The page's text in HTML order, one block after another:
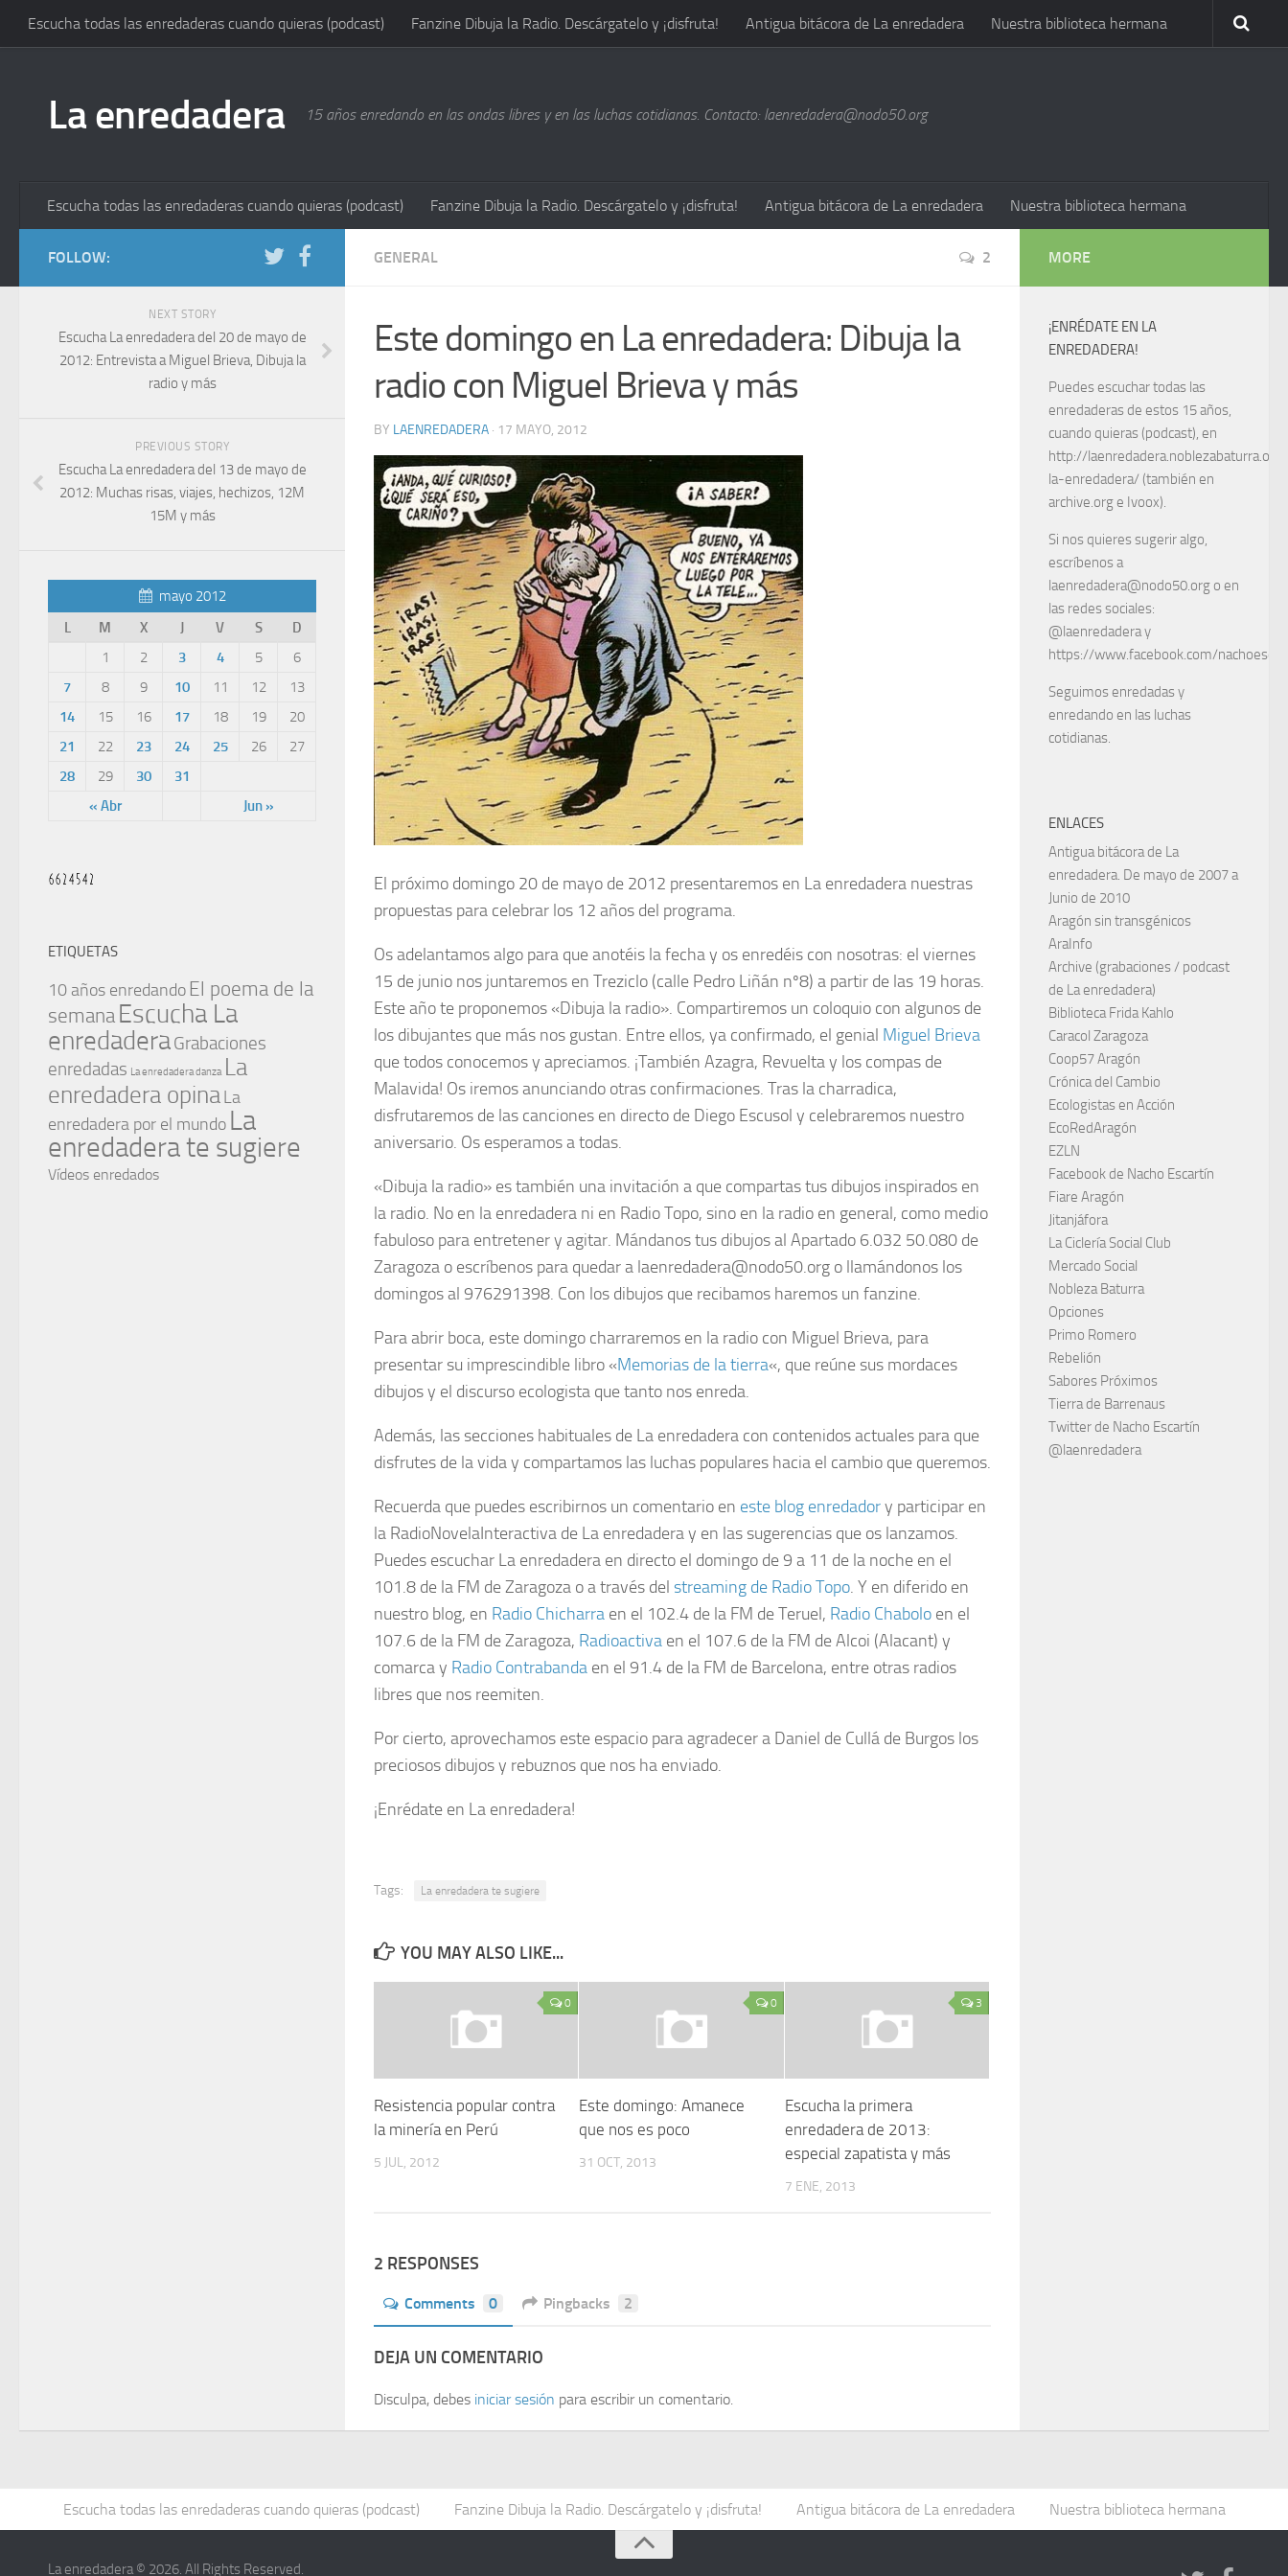
Escucha todas las enredaderas cuando quieras (podcast) Fanzine Dibuja la Radio. Descárgatelo y ¡disfruta! Antigua bitácora de La enredadera Nuestra biblioteca hermana
La enredadera 15 años enredando en las ondas libres y en las luchas cotidianas. Contacto: laenredadera@nodo50.org
Escucha todas las enredaderas cuando quieras (podcast) Fanzine Dibuja la Radio. Descárgatelo y ¡disfruta! Antigua bitácora de La enredadera Nuestra biblioteca hermana
GENERAL 2
Este domingo en La enredadera: Dibuja la
radio con Miguel Brieva y más
BY LAENREDADERA · 17 MAYO, 2012
El próximo domingo 20 de mayo de 2012 presentaremos en La enredadera nuestras
propuestas para celebrar los 12 años del programa.
Os adelantamos algo para que anotéis la fecha y os enredéis con nosotras: el viernes
15 de junio nos juntaremos en Treziclo (calle Pedro Liñán nº8) a partir de las 19 horas.
Este año te proponemos «Dibuja la radio». Compartiremos un coloquio con algunos de
los dibujantes que más nos gustan. Entre ellos, ya confirmado, el genial Miguel Brieva
que todos conocemos y apreciamos. ¡También Azagra, Revuelta y los compas de
Malavida! Os iremos anunciando otras confirmaciones. Tras la charradica,
disfrutaremos de las canciones en directo de Diego Escusol y celebraremos nuestro
aniversario. Os esperamos a todas.
«Dibuja la radio» es también una invitación a que compartas tus dibujos inspirados en
la radio. No en la enredadera ni en Radio Topo, sino en la radio en general, como medio
fabuloso para entretener y agitar. Mándanos tus dibujos al Apartado 6.032 50.080 de
Zaragoza o escríbenos para quedar a laenredadera@nodo50.org o llamándonos los
domingos al 976291398. Con los dibujos que recibamos haremos un fanzine.
Para abrir boca, este domingo charraremos en la radio con Miguel Brieva, para
presentar su imprescindible libro «Memorias de la tierra«, que reúne sus mordaces
dibujos y el discurso ecologista que tanto nos enreda.
Además, las secciones habituales de La enredadera con contenidos actuales para que
disfrutes de la vida y compartamos las luchas populares hacia el cambio que queremos.
Recuerda que puedes escribirnos un comentario en este blog enredadory participar en
la RadioNovelaInteractiva de La enredadera y en las sugerencias que os lanzamos.
Puedes escuchar La enredadera en directo el domingo de 9 a 11 de la noche en el
101.8 de la FM de Zaragoza o a través del streaming de Radio Topo. Y en diferido en
nuestro blog, en Radio Chicharra en el 102.4 de la FM de Teruel, Radio Chabolo en el
107.6 de la FM de Zaragoza, Radioactiva en el 107.6 de la FM de Alcoi (Alacant) y
comarca y Radio Contrabanda en el 91.4 de la FM de Barcelona, entre otras radios
libres que nos reemiten.
Por cierto, aprovechamos este espacio para agradecer a Daniel de Cullá de Burgos los
preciosos dibujos y rebuznos que nos ha enviado.
¡Enrédate en La enredadera!
Tags: La enredadera te sugiere
YOU MAY ALSO LIKE...
0
Resistencia popular contra
la minería en Perú
5 JUL, 2012
0
Este domingo: Amanece
que nos es poco
31 OCT, 2013
3
Escucha la primera
enredadera de 2013:
especial zapatista y más
7 ENE, 2013
2 RESPONSES
Comments 0 Pingbacks 2
DEJA UN COMENTARIO
Disculpa, debes iniciar sesión para escribir un comentario.
FOLLOW:
NEXT STORY
Escucha La enredadera del 20 de mayo de
2012: Entrevista a Miguel Brieva, Dibuja la
radio y más
PREVIOUS STORY
Escucha La enredadera del 13 de mayo de
2012: Muchas risas, viajes, hechizos, 12M
15M y más
mayo 2012
L
M X J V S D
« Abr Jun »
1 2 3 4 5
6
7
8 9 10 11 12
13
14
15 16 17 18 19
20
21
22 23 24 25 26
27
28
29 30 31
ETIQUETAS
10 años enredando El poema de la
semana Escucha La
enredaderaGrabaciones
enredadas La enredadera danza La
enredadera opina La
enredadera por el mundo La
enredadera te sugiere
Vídeos enredados
MORE
¡ENRÉDATE EN LA
ENREDADERA!
Puedes escuchar todas las
enredaderas de estos 15 años,
cuando quieras (podcast), en
http://
la-enredadera/ (también en
archive.org e Ivoox).
Si nos quieres sugerir algo,
escríbenos a
laenredadera@nodo50.org o en
las redes sociales:
@laenredadera y
https://www.facebook.com/
Seguimos enredadas y
enredando en las luchas
cotidianas.
ENLACES
Antigua bitácora de La
enredadera. De mayo de 2007 a
Junio de 2010
Aragón sin transgénicos
AraInfo
Archive (grabaciones / podcast
de La enredadera)
Biblioteca Frida Kahlo
Caracol Zaragoza
Coop57 Aragón
Crónica del Cambio
Ecologistas en Acción
EcoRedAragón
EZLN
Facebook de Nacho Escartín
Fiare Aragón
Jitanjáfora
La Ciclería Social Club
Mercado Social
Nobleza Baturra
Opciones
Primo Romero
Rebelión
Sabores Próximos
Tierra de Barrenaus
Twitter de Nacho Escartín
@laenredadera
Escucha todas las enredaderas cuando quieras (podcast) Fanzine Dibuja la Radio. Descárgatelo y ¡disfruta! Antigua bitácora de La enredadera Nuestra biblioteca hermana
La enredadera © 2026. All Rights Reserved.